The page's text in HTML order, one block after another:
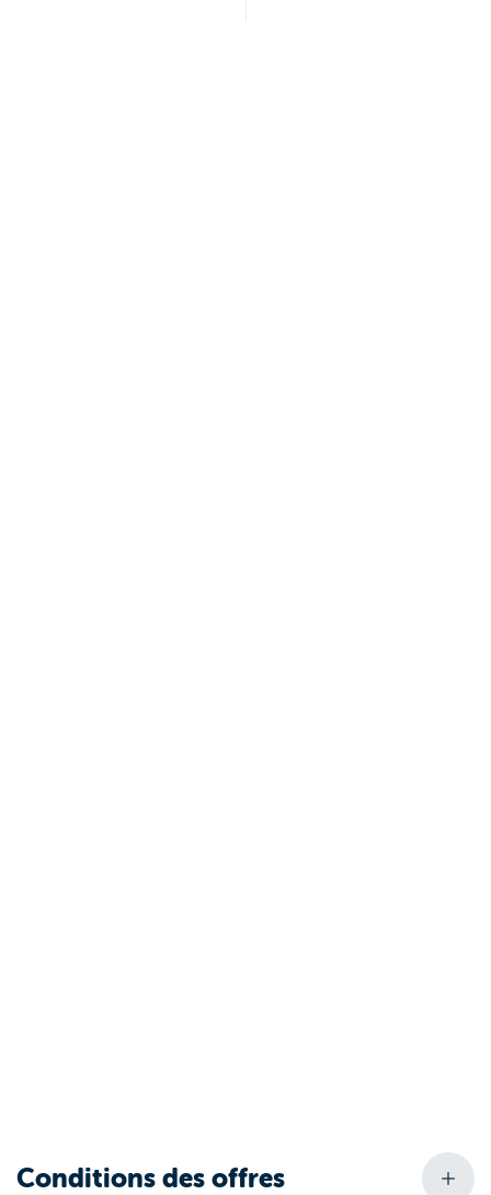
Conditions des offres